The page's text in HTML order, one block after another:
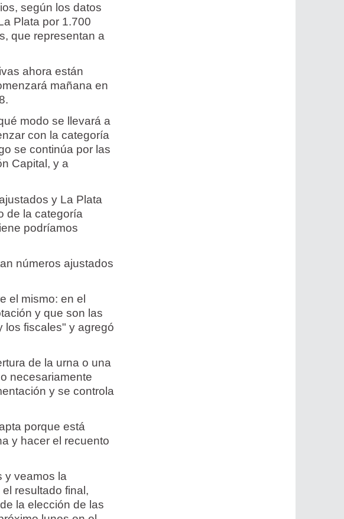
según los datos
Plata por 1.700
que representan a
ahora están
mañana en
modo se llevará a
con la categoría
se continúa por las
Capital, y a
y La Plata
de la categoría
podríamos
números ajustados
el mismo: en el
y que son las
los fiscales" y agregó
de la urna o una
necesariamente
y se controla
porque está
y hacer el recuento
y veamos la
resultado final,
la elección de las